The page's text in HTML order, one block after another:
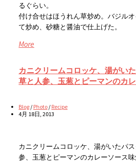
るぐらい。
付け合せはほうれん草炒め。バジル
て炒め、砂糖と醤油で仕上げた。
More
カニクリームコロッケ、湯がい
草と人参、玉葱とピーマンのカ
Blog / Photo / Recipe
4月 18日, 2013
カニクリームコロッケ、湯がいたパ
参、玉葱とピーマンのカレーソース